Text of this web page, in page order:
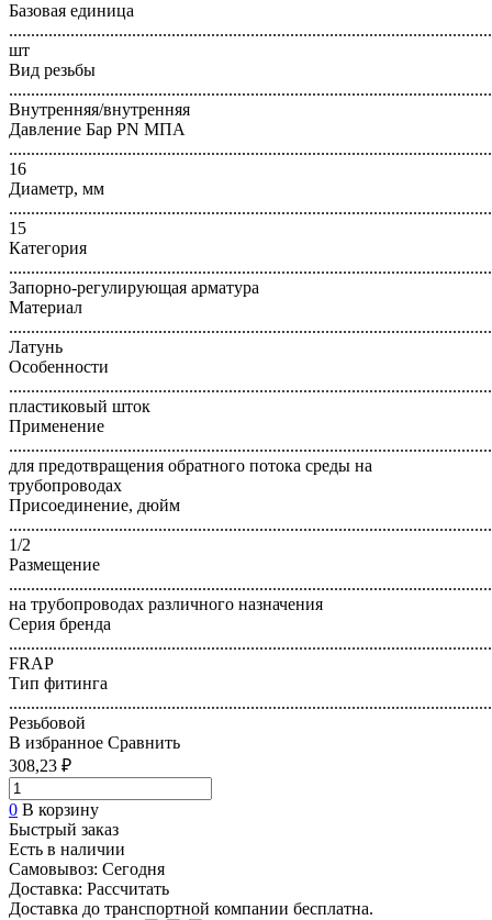
Базовая единица
шт
Вид резьбы
Внутренняя/внутренняя
Давление Бар PN МПА
16
Диаметр, мм
15
Категория
Запорно-регулирующая арматура
Материал
Латунь
Особенности
пластиковый шток
Применение
для предотвращения обратного потока среды на
трубопроводах
Присоединение, дюйм
1/2
Размещение
на трубопроводах различного назначения
Серия бренда
FRAP
Тип фитинга
Резьбовой
В избранное Сравнить
308,23 ₽
0 В корзину
Быстрый заказ
Есть в наличии
Самовывоз: Сегодня
Доставка: Рассчитать
Доставка до транспортной компании бесплатна.